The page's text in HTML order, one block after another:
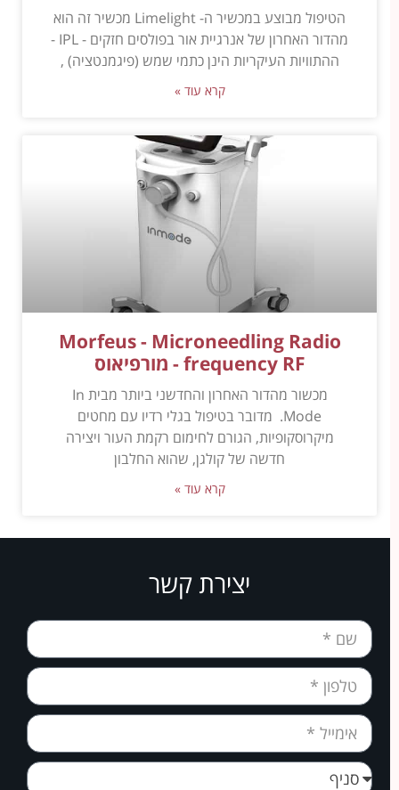
הטיפול מבוצע במכשיר ה- Limelight מכשיר זה הוא
מהדור האחרון של אנרגיית אור בפולסים חזקים - IPL -
ההתוויות העיקריות הינן כתמי שמש (פיגמנטציה) ,
קרא עוד »
Morfeus - Microneedling Radio
frequency RF - מורפיאוס
מכשור מהדור האחרון והחדשני ביותר מבית In
Mode. מדובר בטיפול בגלי רדיו עם מחטים
מיקרוסקופיות, הגורם לחימום רקמת העור ויצירה
חדשה של קולגן, שהוא החלבון
קרא עוד »
יצירת קשר